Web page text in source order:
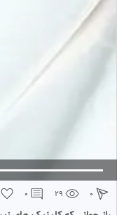
0 29 0